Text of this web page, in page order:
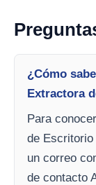
¿Cómo
Extractora
Para
de Escritorio
un correo
de contacto